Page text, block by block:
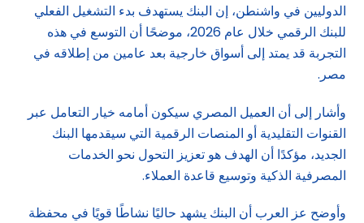
الدوليين في واشنطن، إن البنك يستهدف بدء التشغيل الفعلي
للبنك الرقمي خلال عام 2026، موضحًا أن التوسع في هذه
التجربة قد يمتد إلى أسواق خارجية بعد عامين من إطلاقه في
مصر.
وأشار إلى أن العميل المصري سيكون أمامه خيار التعامل عبر
القنوات التقليدية أو المنصات الرقمية التي سيقدمها البنك
الجديد، مؤكدًا أن الهدف هو تعزيز التحول نحو الخدمات
المصرفية الذكية وتوسيع قاعدة العملاء.
وأوضح عز العرب أن البنك يشهد حاليًا نشاطًا قويًا في محفظة